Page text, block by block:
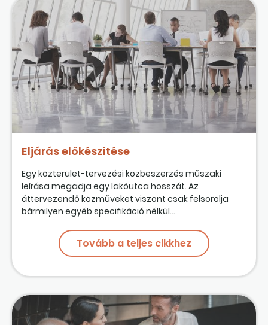
Eljárás előkészítése
Egy közterület-tervezési közbeszerzés műszaki
leírása megadja egy lakóutca hosszát. Az
áttervezendő közműveket viszont csak felsorolja
bármilyen egyéb specifikáció nélkül...
Tovább a teljes cikkhez